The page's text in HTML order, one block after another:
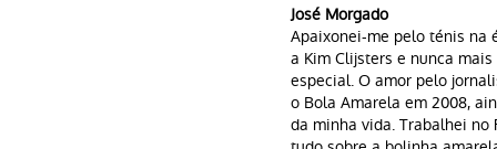
José Morgado
Apaixonei-me pelo ténis na
a Kim Clijsters e nunca
especial. O amor pelo
o Bola Amarela em 2008,
da minha vida. Trabalhei no